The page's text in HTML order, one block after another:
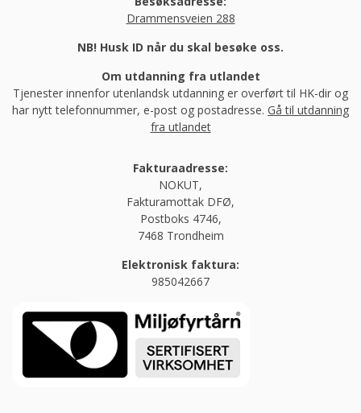
Drammensveien 288
NB! Husk ID når du skal besøke oss.
Om utdanning fra utlandet
Tjenester innenfor utenlandsk utdanning er overført til HK-dir og
har nytt telefonnummer, e-post og postadresse. Gå til utdanning
fra utlandet
Fakturaadresse:
NOKUT,
Fakturamottak DFØ,
Postboks 4746,
7468 Trondheim
Elektronisk faktura:
985042667